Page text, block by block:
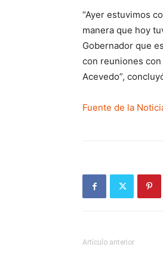
“Ayer estuvimos
manera que hoy
Gobernador que
con reuniones
Acevedo”,
Fuente de la
Artículo anterior